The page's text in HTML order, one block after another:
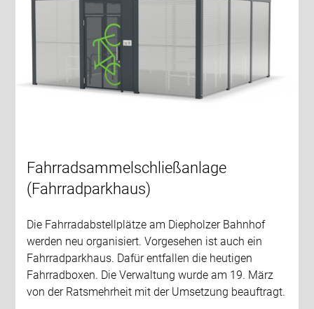
Fahrradsammelschließanlage
(Fahrradparkhaus)
Die Fahrradabstellplätze am Diepholzer Bahnhof
werden neu organisiert. Vorgesehen ist auch ein
Fahrradparkhaus. Dafür entfallen die heutigen
Fahrradboxen. Die Verwaltung wurde am 19. März
von der Ratsmehrheit mit der Umsetzung beauftragt.